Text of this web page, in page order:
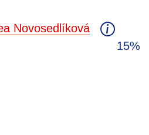
Novosedlíková
15%